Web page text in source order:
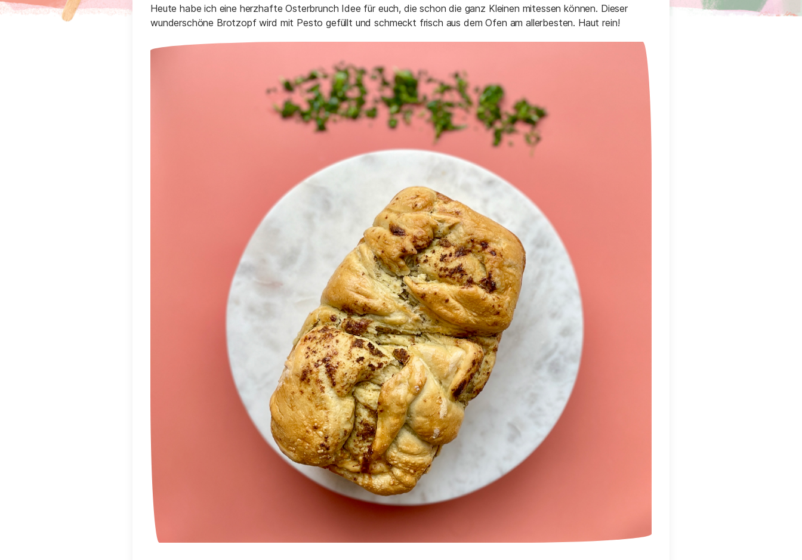
Heute habe ich eine herzhafte Osterbrunch Idee für euch, die schon die ganz Kleinen mitessen können. Dieser
wunderschöne Brotzopf wird mit Pesto gefüllt und schmeckt frisch aus dem Ofen am allerbesten. Haut rein!